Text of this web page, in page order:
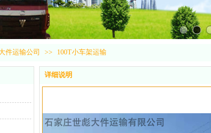
件运输公司 >> 100T小车架运输
详细说明